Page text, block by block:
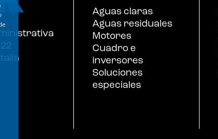
Aguas claras
Aguas residuales
Motores
Cuadro e
inversores
Soluciones
especiales